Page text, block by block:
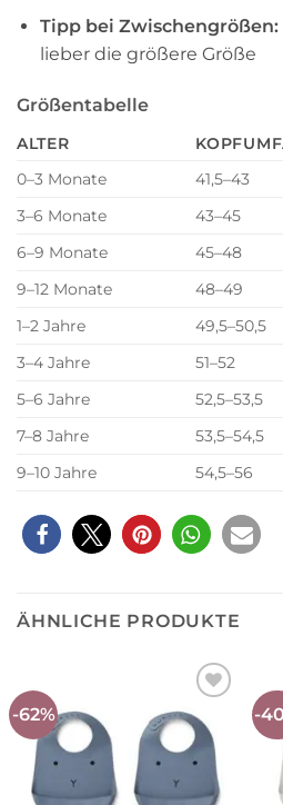
Tipp bei Zwischengrößen:
lieber die größere Größe
Größentabelle
ALTER
0–3 Monate
41,5–43
3–6 Monate
43–45
6–9 Monate
45–48
9–12 Monate
48–49
1–2 Jahre
49,5–50,5
3–4 Jahre
51–52
5–6 Jahre
52,5–53,5
7–8 Jahre
53,5–54,5
9–10 Jahre
54,5–56
ÄHNLICHE PRODUKTE
-62%
Auf die
Wunschliste
-